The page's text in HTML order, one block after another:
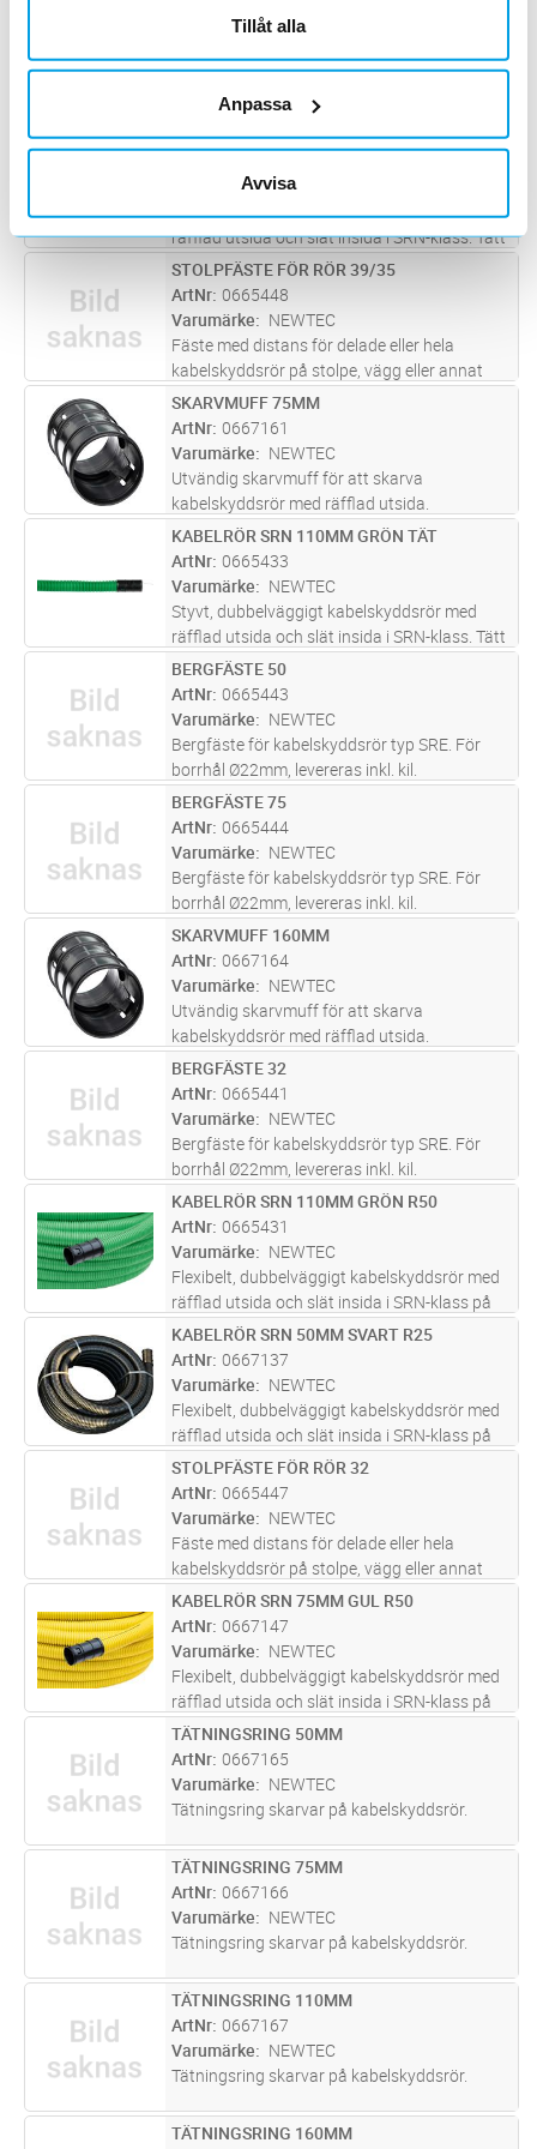
Tillåt alla
Anpassa
Avvisa
0665445
Varumärke NEWTEC
Bergfäste för kabelskyddsrör typ SRE. För
borrhål Ø22mm, levereras inkl. kil.
M Lägg i kundvagn
KABELRÖR SRN 50MM GRÖN TÄT
Varumärke NEWTEC
Styvt, dubbelväggigt kabelskyddsrör med
räfflad utsida och slät insida i SRN-klass. Tätt
system med muff i en ände samt täningsring i
andra.
ST Lägg i kundvagn
STOLPFÄSTE FÖR RÖR 39/35
ArtNr 0665448
Varumärke
NEWTEC
Fäste med distans för delade eller hela
kabelskyddsrör på stolpe, vägg eller annat
underlag. Levereras inkl. fästskruv för trä.
ST Lägg i kundvagn
SKARVMUFF 75MM
ArtNr 0667161
Varumärke
NEWTEC
Utvändig skarvmuff för att skarva
kabelskyddsrör med räfflad utsida.
M Lägg i kundvagn
KABELRÖR SRN 110MM GRÖN TÄT
ArtNr 0665433
Varumärke
NEWTEC
Styvt, dubbelväggigt kabelskyddsrör med
räfflad utsida och slät insida i SRN-klass. Tätt
system med muff i en ände samt täningsring i
andra.
ST Lägg i kundvagn
BERGFÄSTE 50
ArtNr 0665443
Varumärke
NEWTEC
Bergfäste för kabelskyddsrör typ SRE. För
borrhål Ø22mm, levereras inkl. kil.
ST Lägg i kundvagn
BERGFÄSTE 75
ArtNr 0665444
Varumärke
NEWTEC
Bergfäste för kabelskyddsrör typ SRE. För
borrhål Ø22mm, levereras inkl. kil.
ST Lägg i kundvagn
SKARVMUFF 160MM
ArtNr 0667164
Varumärke
NEWTEC
Utvändig skarvmuff för att skarva
kabelskyddsrör med räfflad utsida.
ST Lägg i kundvagn
BERGFÄSTE 32
ArtNr 0665441
Varumärke
NEWTEC
Bergfäste för kabelskyddsrör typ SRE. För
borrhål Ø22mm, levereras inkl. kil.
M Lägg i kundvagn
KABELRÖR SRN 110MM GRÖN R50
ArtNr 0665431
Varumärke
NEWTEC
Flexibelt, dubbelväggigt kabelskyddsrör med
räfflad utsida och slät insida i SRN-klass på
ring om 50m. Levereras med skarvmuff i en
ände. Med dragtråd i förzinkat,
korrosionsskyddat stål.
M Lägg i kundvagn
KABELRÖR SRN 50MM SVART R25
ArtNr 0667137
Varumärke
NEWTEC
Flexibelt, dubbelväggigt kabelskyddsrör med
räfflad utsida och slät insida i SRN-klass på
ring om 25m. Svart. Levereras med skarvmuff
i en ände.
ST Lägg i kundvagn
STOLPFÄSTE FÖR RÖR 32
ArtNr 0665447
Varumärke
NEWTEC
Fäste med distans för delade eller hela
kabelskyddsrör på stolpe, vägg eller annat
underlag. Levereras inkl. fästskruv för trä.
M Lägg i kundvagn
KABELRÖR SRN 75MM GUL R50
ArtNr 0667147
Varumärke
NEWTEC
Flexibelt, dubbelväggigt kabelskyddsrör med
räfflad utsida och slät insida i SRN-klass på
ring om 50m. Levereras med skarvmuff i en
ände. Med dragtråd i förzinkat,
korrosionsskyddat stål.
ST Lägg i kundvagn
TÄTNINGSRING 50MM
ArtNr 0667165
Varumärke
NEWTEC
Tätningsring skarvar på kabelskyddsrör.
ST Lägg i kundvagn
TÄTNINGSRING 75MM
ArtNr 0667166
Varumärke
NEWTEC
Tätningsring skarvar på kabelskyddsrör.
ST Lägg i kundvagn
TÄTNINGSRING 110MM
ArtNr 0667167
Varumärke
NEWTEC
Tätningsring skarvar på kabelskyddsrör.
ST Lägg i kundvagn
TÄTNINGSRING 160MM